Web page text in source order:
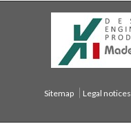
Sitemap Legal notices